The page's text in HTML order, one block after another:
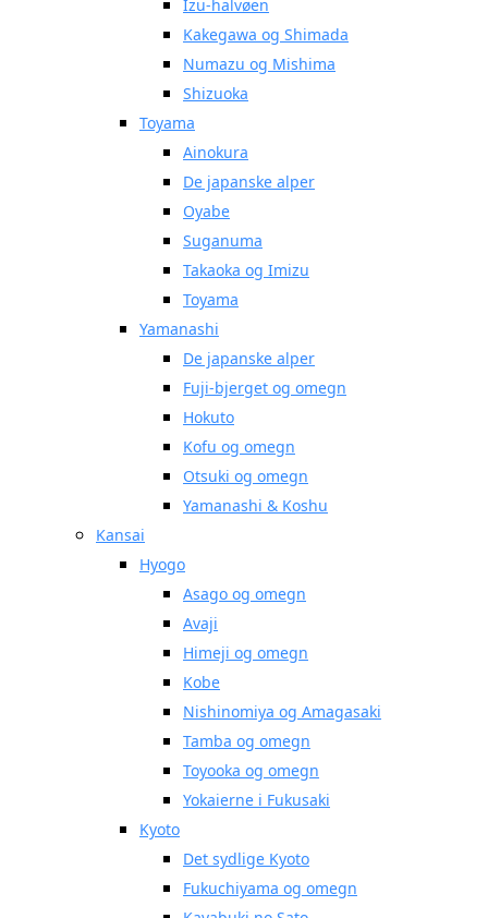
Izu-halvøen
Kakegawa og Shimada
Numazu og Mishima
Shizuoka
Toyama
Ainokura
De japanske alper
Oyabe
Suganuma
Takaoka og Imizu
Toyama
Yamanashi
De japanske alper
Fuji-bjerget og omegn
Hokuto
Kofu og omegn
Otsuki og omegn
Yamanashi & Koshu
Kansai
Hyogo
Asago og omegn
Avaji
Himeji og omegn
Kobe
Nishinomiya og Amagasaki
Tamba og omegn
Toyooka og omegn
Yokaierne i Fukusaki
Kyoto
Det sydlige Kyoto
Fukuchiyama og omegn